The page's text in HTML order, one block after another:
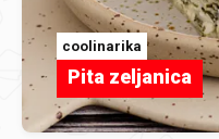
coolinarika
Pita zeljanica